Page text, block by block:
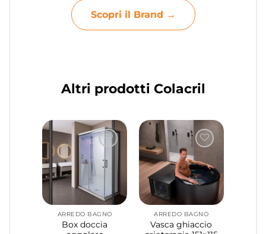
Scopri il Brand →
Altri prodotti Colacril
ARREDO BAGNO
Box doccia
ARREDO BAGNO
Vasca ghiaccio